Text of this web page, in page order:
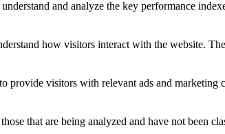
and analyze the key performance
how visitors interact with the website.
provide visitors with relevant ads and
that are being analyzed and have not been